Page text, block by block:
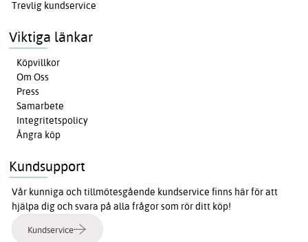
Trevlig kundservice
Viktiga länkar
Köpvillkor
Om Oss
Press
Samarbete
Integritetspolicy
Ångra köp
Kundsupport
Vår kunniga och tillmötesgående kundservice finns här för att
hjälpa dig och svara på alla frågor som rör ditt köp!
Kundservice